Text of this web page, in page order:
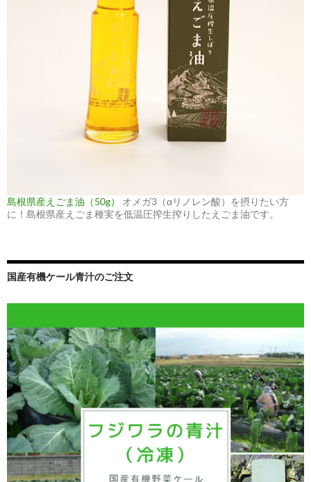
島根県産えごま油（50g）
オメガ3（αリノレン酸）を摂りたい方
に！島根県産えごま種実を低温圧搾生搾りしたえごま油です。
国産有機ケール青汁のご注文